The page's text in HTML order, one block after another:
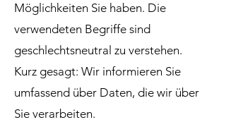
Möglichkeiten Sie haben. Die
verwendeten Begriffe sind
geschlechtsneutral zu verstehen.
Kurz gesagt: Wir informieren Sie
umfassend über Daten, die wir über
Sie verarbeiten.